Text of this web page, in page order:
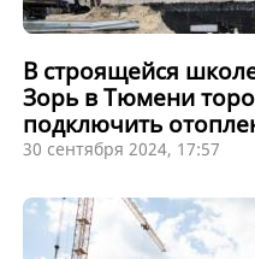
В строящейся
Зорь в Тюмени
подключить
30 сентября 2024, 17:57